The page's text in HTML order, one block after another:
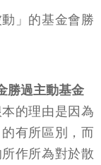
」的基金會勝
勝過主動基金
的理由是因為
有所區別，而
作所為對於散